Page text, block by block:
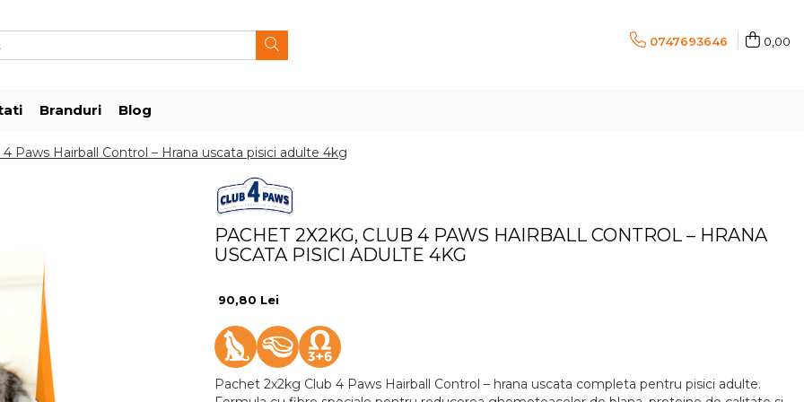
0747693646 0,00
Branduri Blog
Paws Hairball Control – Hrana uscata pisici adulte 4kg
PACHET 2X2KG, CLUB 4 PAWS HAIRBALL CONTROL – HRANA
USCATA PISICI ADULTE 4KG
90,80 Lei
Pachet 2x2kg Club 4 Paws Hairball Control – hrana uscata completa pentru pisici adulte.